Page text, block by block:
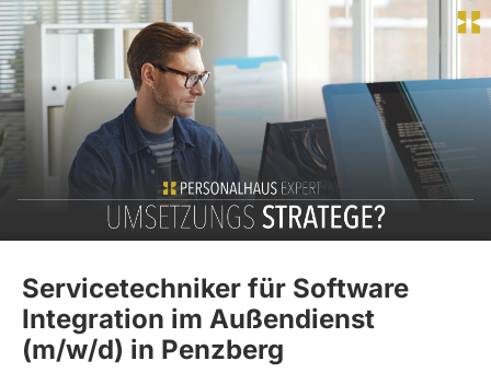
Servicetechniker für Software
Integration im Außendienst
(m/w/d) in Penzberg